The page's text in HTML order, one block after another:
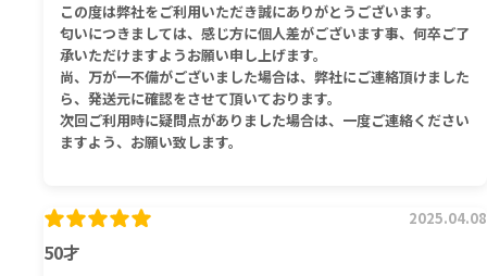
この度は弊社をご利用いただき誠にありがとうございます。
匂いにつきましては、感じ方に個人差がございます事、何卒ご了
承いただけますようお願い申し上げます。
尚、万が一不備がございました場合は、弊社にご連絡頂けました
ら、発送元に確認をさせて頂いております。
次回ご利用時に疑問点がありました場合は、一度ご連絡ください
ますよう、お願い致します。
50才
2025.04.08